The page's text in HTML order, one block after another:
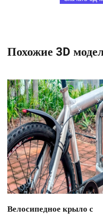
Похожие 3D
Велосипедное крыло с